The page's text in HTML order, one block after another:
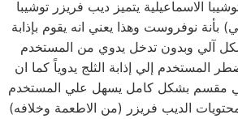
بأنة نوفروست وهذا يعني انه يقوم بإذابة
آلي وبدون تدخل يدوي من المستخدم
المستخدم إلي إذابة الثلج يدوياً كما ان
مقسم بشكل كامل يسهل علي المستخدم
الديب فريزر (من الاطعمة وخلافه)